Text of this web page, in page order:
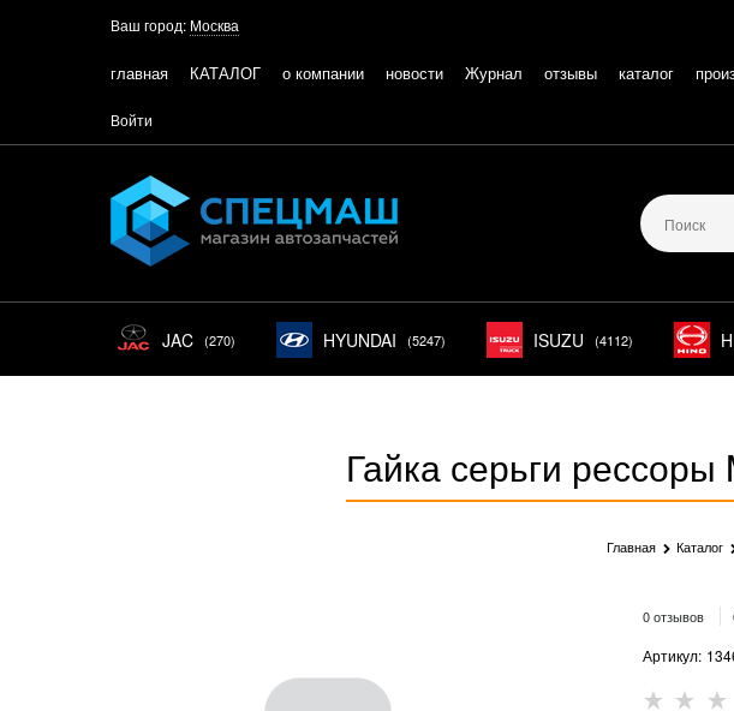
Ваш город: Москва
главная КАТАЛОГ о компании новости Журнал отзывы каталог
Войти
JAC (270) HYUNDAI (5247) ISUZU (4112)
Гайка серьги
Главная Каталог
0 отзывов
Артикул: